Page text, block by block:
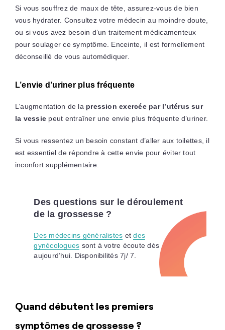
Si vous souffrez de maux de tête, assurez-vous de bien
vous hydrater. Consultez votre médecin au moindre doute,
ou si vous avez besoin d’un traitement médicamenteux
pour soulager ce symptôme. Enceinte, il est formellement
déconseillé de vous automédiquer.
L’envie d’uriner plus fréquente
L’augmentation de la pression exercée par l’utérus sur
la vessie peut entraîner une envie plus fréquente d’uriner.
Si vous ressentez un besoin constant d’aller aux toilettes, il
est essentiel de répondre à cette envie pour éviter tout
inconfort supplémentaire.
Des questions sur le déroulement
de la grossesse ?
Des médecins généralistes etdes
gynécologues sont à votre écoute dès
aujourd’hui. Disponibilités 7j/ 7.
Quand débutent les premiers
symptômes de grossesse ?